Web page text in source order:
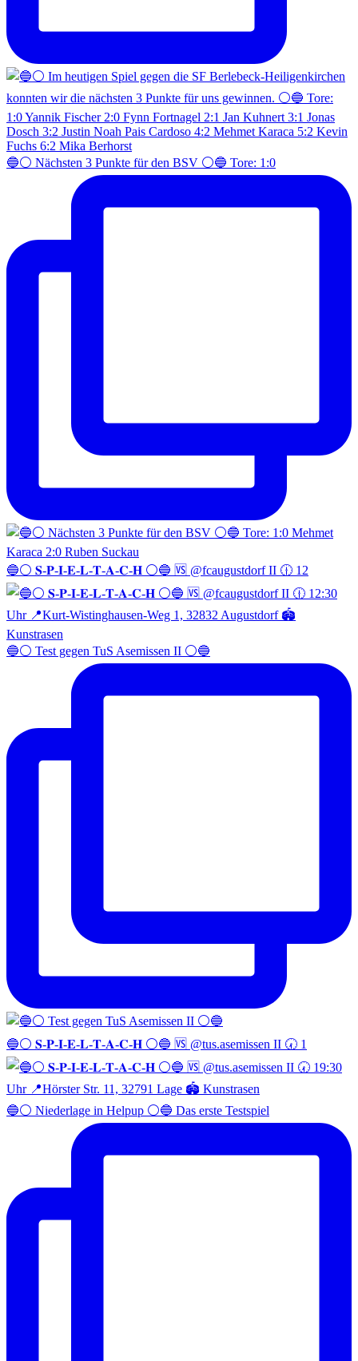
🔵⚪️ Nächsten 3 Punkte für den BSV ⚪️🔵 Tore: 1:0
🔵⚪️ 𝐒-𝐏-𝐈-𝐄-𝐋-𝐓-𝐀-𝐂-𝐇 ⚪️🔵 🆚 @fcaugustdorf II 🕧 12
🔵⚪️ Test gegen TuS Asemissen II ⚪️🔵
🔵⚪️ 𝐒-𝐏-𝐈-𝐄-𝐋-𝐓-𝐀-𝐂-𝐇 ⚪️🔵 🆚 @tus.asemissen II 🕢 1
🔵⚪️ Niederlage in Helpup ⚪️🔵 Das erste Testspiel